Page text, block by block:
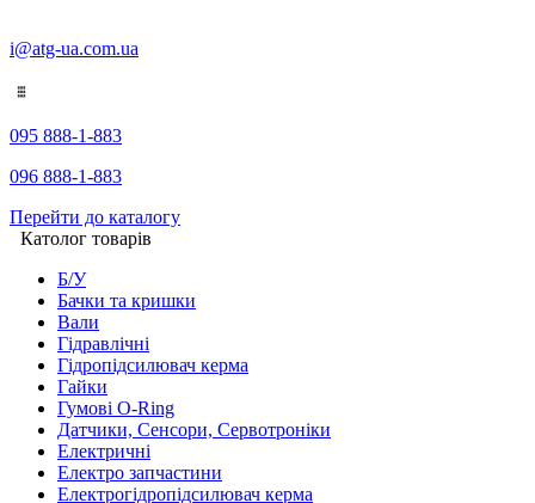
i@atg-ua.com.ua
095 888-1-883
096 888-1-883
Перейти до каталогу
Католог товарів
Б/У
Бачки та кришки
Вали
Гідравлічні
Гідропідсилювач керма
Гайки
Гумові O-Ring
Датчики, Сенсори, Сервотроніки
Електричні
Електро запчастини
Електрогідропідсилювач керма